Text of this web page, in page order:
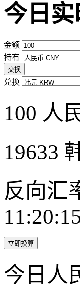
今日
金额
持有
交换
兑换
100 人
19633
反向汇
11:20:15
立即换算
今日人